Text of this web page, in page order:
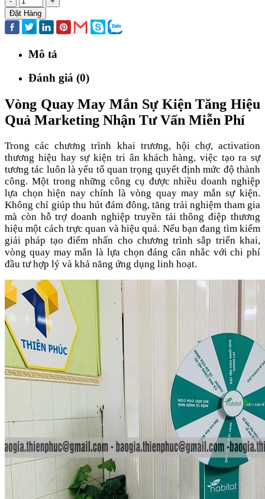
Đặt Hàng
Mô tả
Đánh giá (0)
Vòng Quay May Mắn Sự Kiện Tăng Hiệu
Quả Marketing Nhận Tư Vấn Miễn Phí
Trong các chương trình khai trương, hội chợ, activation
thương hiệu hay sự kiện tri ân khách hàng, việc tạo ra sự
tương tác luôn là yếu tố quan trọng quyết định mức độ thành
công. Một trong những công cụ được nhiều doanh nghiệp
lựa chọn hiện nay chính là vòng quay may mắn sự kiện.
Không chỉ giúp thu hút đám đông, tăng trải nghiệm tham gia
mà còn hỗ trợ doanh nghiệp truyền tải thông điệp thương
hiệu một cách trực quan và hiệu quả. Nếu bạn đang tìm kiếm
giải pháp tạo điểm nhấn cho chương trình sắp triển khai,
vòng quay may mắn là lựa chọn đáng cân nhắc với chi phí
đầu tư hợp lý và khả năng ứng dụng linh hoạt.